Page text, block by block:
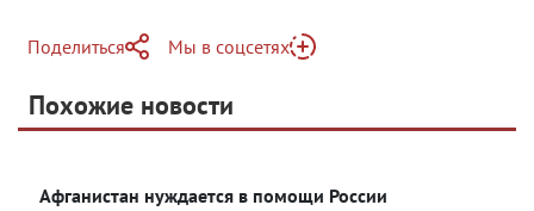
Поделиться
Telegram
Одноклассники
Мы в соцсетях
Яндекс Дзен
Похожие новости
Афганистан нуждается в помощи России